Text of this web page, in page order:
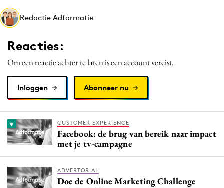
Media
Merkstrategie
PR
Reputatie & crisis
Redactie Adformatie
Reacties:
Om een reactie achter te laten is een account vereist.
Inloggen Abonneer nu
CUSTOMER EXPERIENCE
Facebook: de brug van bereik naar impact
met je tv-campagne
ADVERTORIAL
Doe de Online Marketing Challenge